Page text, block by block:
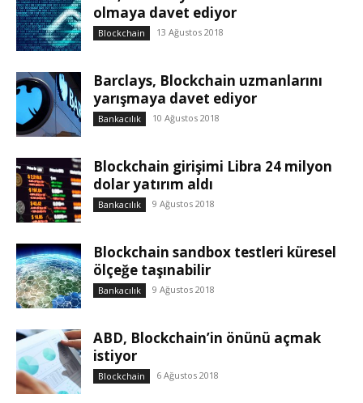
olmaya davet ediyor
Blockchain 13 Ağustos 2018
Barclays, Blockchain uzmanlarını
yarışmaya davet ediyor
Bankacılık 10 Ağustos 2018
Blockchain girişimi Libra 24 milyon
dolar yatırım aldı
Bankacılık 9 Ağustos 2018
Blockchain sandbox testleri küresel
ölçeğe taşınabilir
Bankacılık 9 Ağustos 2018
ABD, Blockchain’in önünü açmak
istiyor
Blockchain 6 Ağustos 2018